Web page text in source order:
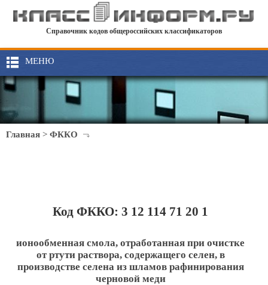
Справочник кодов общероссийских классификаторов
МЕНЮ
Главная > ФККО
Код ФККО: 3 12 114 71 20 1
ионообменная смола, отработанная при очистке
от ртути раствора, содержащего селен, в
производстве селена из шламов рафинирования
черновой меди